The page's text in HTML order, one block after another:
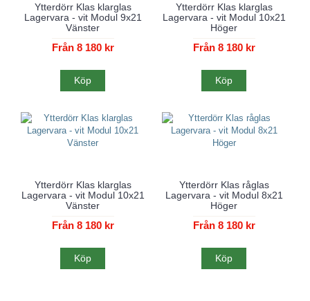
Ytterdörr Klas klarglas
Lagervara - vit Modul 9x21
Vänster
Från 8 180 kr
Köp
Ytterdörr Klas klarglas
Lagervara - vit Modul 10x21
Höger
Från 8 180 kr
Köp
Ytterdörr Klas klarglas
Lagervara - vit Modul 10x21
Vänster
Från 8 180 kr
Köp
Ytterdörr Klas råglas
Lagervara - vit Modul 8x21
Höger
Från 8 180 kr
Köp